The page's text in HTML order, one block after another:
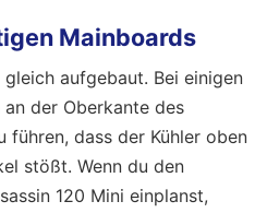
Mainboards
aufgebaut. Bei einigen
der Oberkante des
führen, dass der Kühler oben
stößt. Wenn du den
120 Mini einplanst,